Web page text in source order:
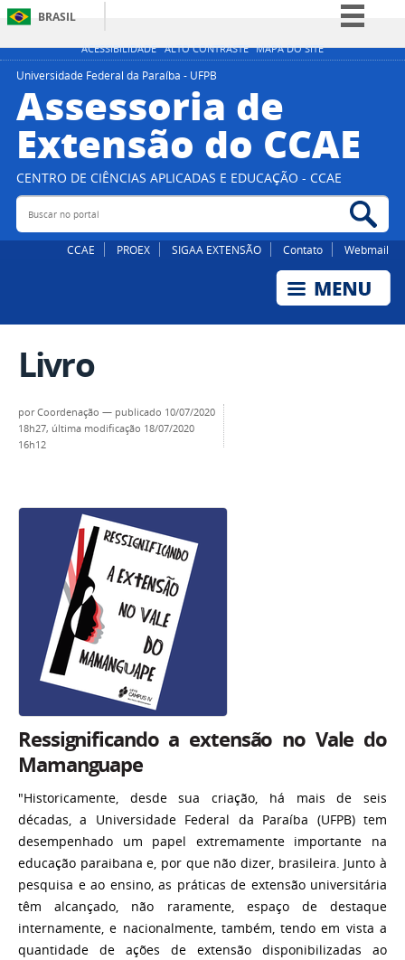
ACESSIBILIDADE ALTO CONTRASTE MAPA DO SITE
BRASIL
Simplifique!
Participe
Acesso à informação
Legislação
Canais
Universidade Federal da Paraíba - UFPB
Assessoria de
Extensão do CCAE
CENTRO DE CIÊNCIAS APLICADAS E EDUCAÇÃO - CCAE
Buscar no portal
CCAE PROEX SIGAA EXTENSÃO Contato Webmail
Livro
porCoordenação — publicado 10/07/2020
18h27, última modificação 18/07/2020
16h12
Ressignificando a extensão no Vale do
Mamanguape
"Historicamente, desde sua criação, há mais de seis
décadas, a Universidade Federal da Paraíba (UFPB) tem
desempenhado um papel extremamente importante na
educação paraibana e, por que não dizer, brasileira. Junto à
pesquisa e ao ensino, as práticas de extensão universitária
têm alcançado, não raramente, espaço de destaque
internamente, e nacionalmente, também, tendo em vista a
quantidade de ações de extensão disponibilizadas ao